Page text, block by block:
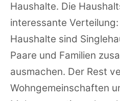
Haushalte. Die
interessante
Haushalte sind
Paare und Familien
ausmachen. Der Rest
Wohngemeinschaften